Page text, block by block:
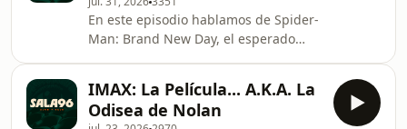
En este episodio hablamos de Spider-
Man: Brand New Day, el esperado
de los acontecimientos de No Way
Home.Platicamos sobre el nuevo
IMAX: La Película... A.K.A. La
Odisea de Nolan